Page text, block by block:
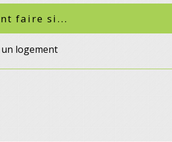
faire si...
un logement